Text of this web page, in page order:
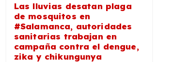
Las lluvias desatan plaga
de mosquitos en
#Salamanca, autoridades
sanitarias trabajan en
campaña contra el dengue,
zika y chikungunya